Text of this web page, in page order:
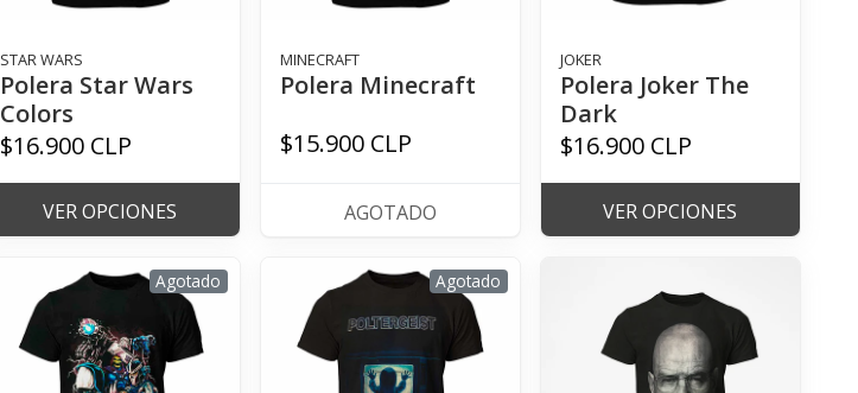
STAR WARS
Polera Star Wars
Colors
$16.900 CLP
VER OPCIONES
MINECRAFT
Polera Minecraft
$15.900 CLP
AGOTADO
JOKER
Polera Joker The
Dark
$16.900 CLP
VER OPCIONES
Agotado Agotado